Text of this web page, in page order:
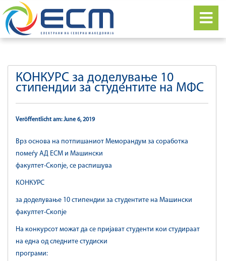
КОНКУРС за доделување 10
стипендии за студентите на МФС
Veröffentlicht am: June 6, 2019
Врз основа на потпишаниот Меморандум за соработка
помеѓу АД ЕСМ и Машински
факултет-Скопје, се распишува
КОНКУРС
за доделување 10 стипендии за студентите на Машински
факултет-Скопје
На конкурсот можат да се пријават студенти кои студираат
на една од следните студиски
програми: